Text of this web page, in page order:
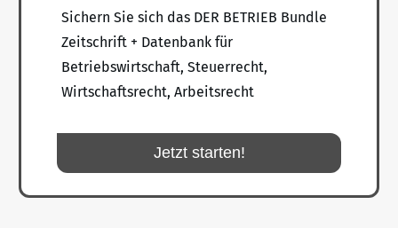
Sichern Sie sich das DER BETRIEB Bundle
Zeitschrift + Datenbank für
Betriebswirtschaft, Steuerrecht,
Wirtschaftsrecht, Arbeitsrecht
Jetzt starten!